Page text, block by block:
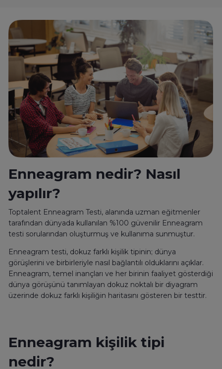
Enneagram nedir? Nasıl
yapılır?
Toptalent Enneagram Testi, alanında uzman eğitmenler
tarafından dünyada kullanılan %100 güvenilir Enneagram
testi sorularından oluşturmuş ve kullanıma sunmuştur.
Enneagram testi, dokuz farklı kişilik tipinin; dünya
görüşlerini ve birbirleriyle nasıl bağlantılı olduklarını açıklar.
Enneagram, temel inançları ve her birinin faaliyet gösterdiği
dünya görüşünü tanımlayan dokuz noktalı bir diyagram
üzerinde dokuz farklı kişiliğin haritasını gösteren bir testtir.
Enneagram kişilik tipi
nedir?